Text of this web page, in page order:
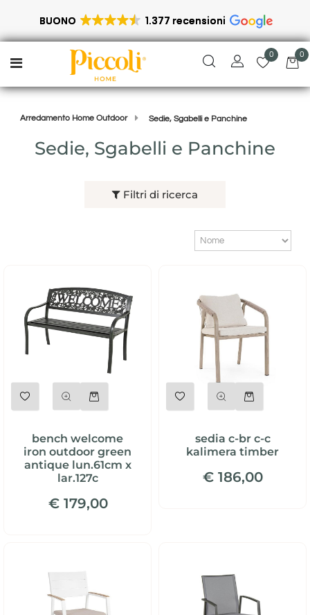
BUONO 1.377 recensioni
0 0
Arredamento Home Outdoor Sedie, Sgabelli e Panchine
Sedie, Sgabelli e Panchine
Filtri di ricerca
bench welcome
iron outdoor green
antique lun.61cm x
lar.127c
€ 179,00
sedia c-br c-c
kalimera timber
€ 186,00